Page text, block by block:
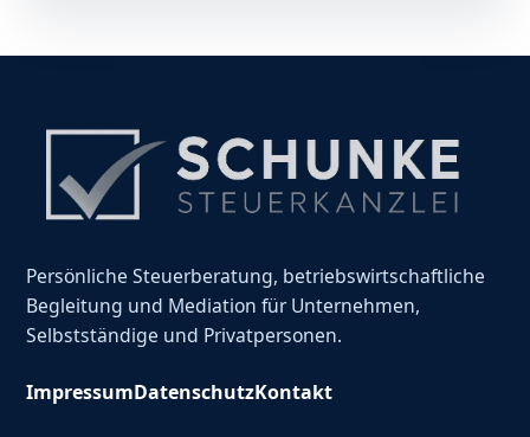
Persönliche Steuerberatung, betriebswirtschaftliche
Begleitung und Mediation für Unternehmen,
Selbstständige und Privatpersonen.
ImpressumDatenschutzKontakt